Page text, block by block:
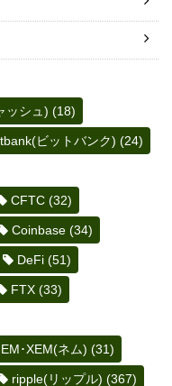
ッシュ) (18)
ビットバンク) (24)
CFTC (32)
Coinbase (34)
DeFi (51)
FTX (33)
･XEM(ネム) (31)
ripple(リップル) (367)